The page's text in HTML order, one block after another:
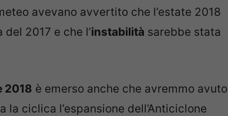
avevano avvertito che l’estate 2018
2017 e che l’instabilità sarebbe stata
2018 è emerso anche che avremmo avuto
ciclica l’espansione dell’Anticiclone